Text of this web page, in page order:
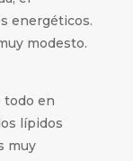
energéticos.
modesto.
todo en
lípidos
muy